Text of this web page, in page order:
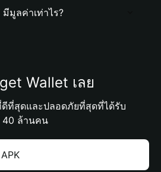
มีมูลค่าเท่าไร?
Wallet เลย
ที่สุดและปลอดภัยที่สุดที่ได้รับ
40 ล้านคน